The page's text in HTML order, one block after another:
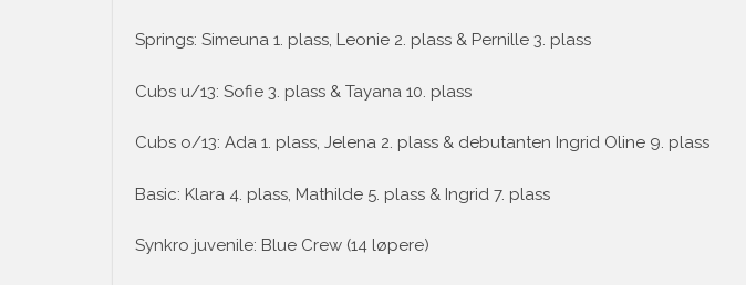
Springs: Simeuna 1. plass, Leonie 2. plass & Pernille 3. plass
Cubs u/13: Sofie 3. plass & Tayana 10. plass
Cubs o/13: Ada 1. plass, Jelena 2. plass & debutanten Ingrid Oline 9. plass
Basic: Klara 4. plass, Mathilde 5. plass & Ingrid 7. plass
Synkro juvenile: Blue Crew (14 løpere)